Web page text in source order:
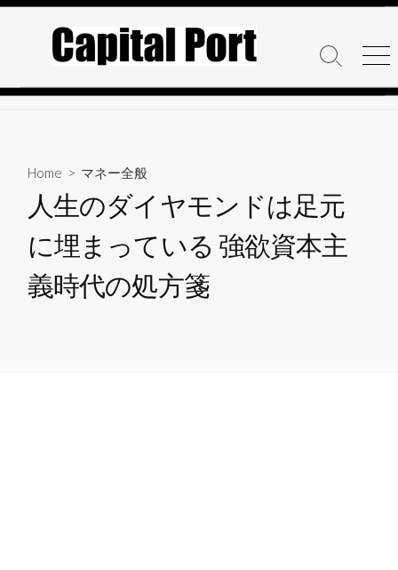
コ
ツ
検
ト
メ
ュ
Home > マネー全般
人生のダイヤモンドは足元
に埋まっている 強欲資本主
義時代の処方箋